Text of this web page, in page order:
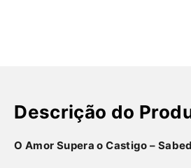
Descrição do
O Amor Supera o Castigo –